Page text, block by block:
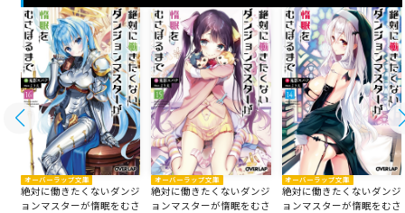
オーバーラップ文庫
絶対に働きたくないダンジ
ョンマスターが惰眠をむさ
オーバーラップ文庫
絶対に働きたくないダンジ
ョンマスターが惰眠をむさ
オーバーラップ文庫
絶対に働きたくないダンジ
ョンマスターが惰眠をむさ